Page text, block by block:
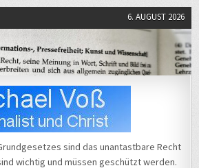
6. AUGUST 2026
sind das unantastbare Recht
wichtig und müssen geschützt werden.